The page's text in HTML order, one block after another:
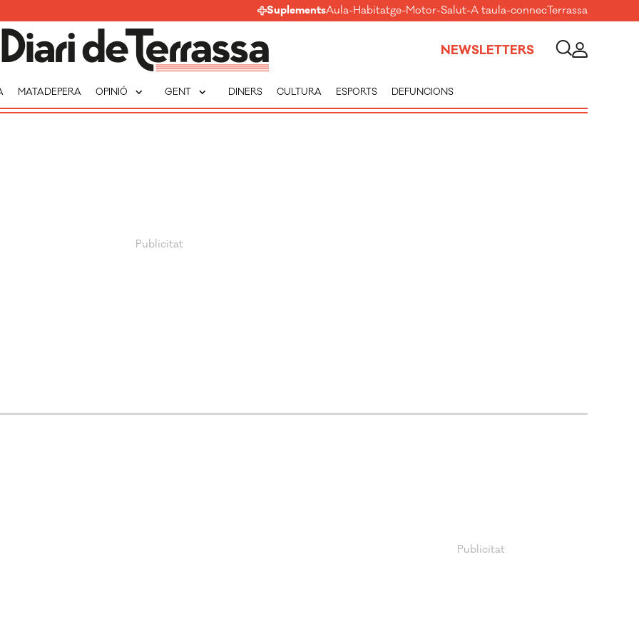
SuplementsAula-Habitatge-Motor-Salut-A taula-connecTerrassa
NEWSLETTERS
MATADEPERA OPINIÓ expand_more GENT expand_more DINERS CULTURA ESPORTS DEFUNCIONS